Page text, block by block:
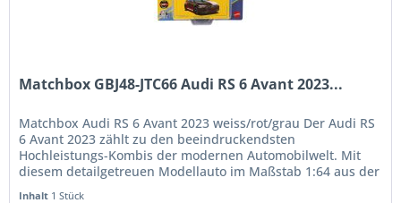
Matchbox GBJ48-JTC66 Audi RS 6 Avant 2023...
Matchbox Audi RS 6 Avant 2023 weiss/rot/grau Der Audi RS
6 Avant 2023 zählt zu den beeindruckendsten
Hochleistungs-Kombis der modernen Automobilwelt. Mit
diesem detailgetreuen Modellauto im Maßstab 1:64 aus der
Inhalt 1 Stück